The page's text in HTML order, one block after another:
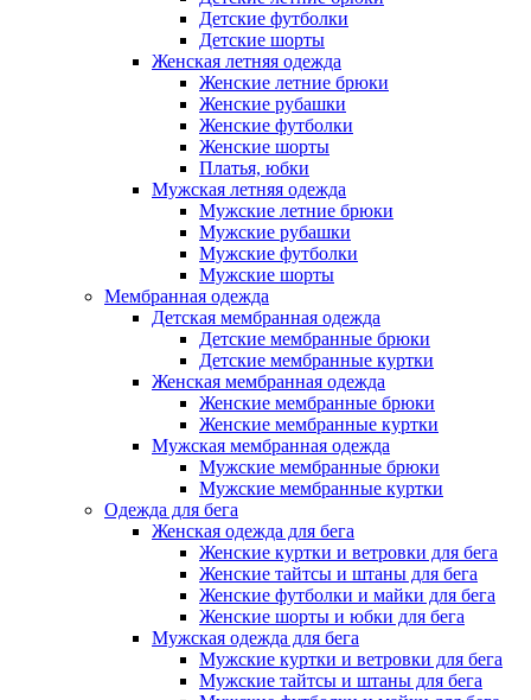
Детские футболки
Детские шорты
Женская летняя одежда
Женские летние брюки
Женские рубашки
Женские футболки
Женские шорты
Платья, юбки
Мужская летняя одежда
Мужские летние брюки
Мужские рубашки
Мужские футболки
Мужские шорты
Мембранная одежда
Детская мембранная одежда
Детские мембранные брюки
Детские мембранные куртки
Женская мембранная одежда
Женские мембранные брюки
Женские мембранные куртки
Мужская мембранная одежда
Мужские мембранные брюки
Мужские мембранные куртки
Одежда для бега
Женская одежда для бега
Женские куртки и ветровки для бега
Женские тайтсы и штаны для бега
Женские футболки и майки для бега
Женские шорты и юбки для бега
Мужская одежда для бега
Мужские куртки и ветровки для бега
Мужские тайтсы и штаны для бега